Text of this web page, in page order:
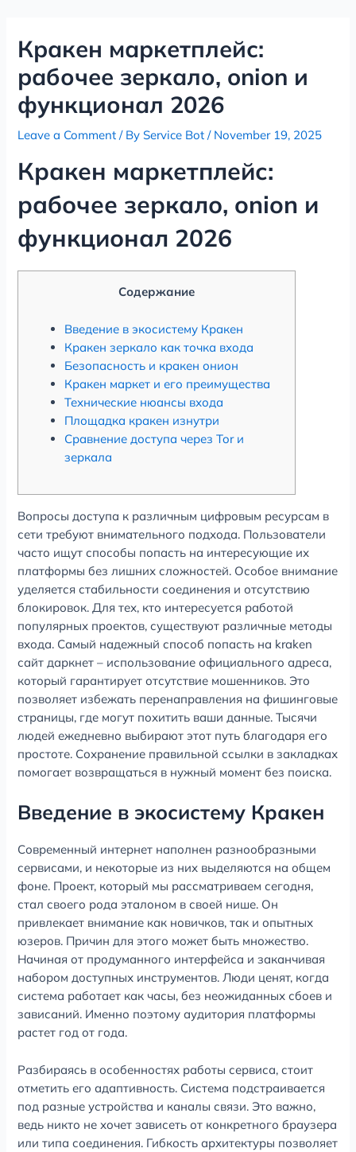
contentКракен маркетплейс:
рабочее зеркало, onion и
функционал 2026
Leave a Comment / ByService Bot/ November 19, 2025
Кракен маркетплейс:
рабочее зеркало, onion и
функционал 2026
Содержание
Введение в экосистему Кракен
Кракен зеркало как точка входа
Безопасность и кракен онион
Кракен маркет и его преимущества
Технические нюансы входа
Площадка кракен изнутри
Сравнение доступа через Tor и
зеркала
Вопросы доступа к различным цифровым ресурсам в
сети требуют внимательного подхода. Пользователи
часто ищут способы попасть на интересующие их
платформы без лишних сложностей. Особое внимание
уделяется стабильности соединения и отсутствию
блокировок. Для тех, кто интересуется работой
популярных проектов, существуют различные методы
входа. Самый надежный способ попасть на kraken
сайт даркнет – использование официального адреса,
который гарантирует отсутствие мошенников. Это
позволяет избежать перенаправления на фишинговые
страницы, где могут похитить ваши данные. Тысячи
людей ежедневно выбирают этот путь благодаря его
простоте. Сохранение правильной ссылки в закладках
помогает возвращаться в нужный момент без поиска.
Введение в экосистему Кракен
Современный интернет наполнен разнообразными
сервисами, и некоторые из них выделяются на общем
фоне. Проект, который мы рассматриваем сегодня,
стал своего рода эталоном в своей нише. Он
привлекает внимание как новичков, так и опытных
юзеров. Причин для этого может быть множество.
Начиная от продуманного интерфейса и заканчивая
набором доступных инструментов. Люди ценят, когда
система работает как часы, без неожиданных сбоев и
зависаний. Именно поэтому аудитория платформы
растет год от года.
Разбираясь в особенностях работы сервиса, стоит
отметить его адаптивность. Система подстраивается
под разные устройства и каналы связи. Это важно,
ведь никто не хочет зависеть от конкретного браузера
или типа соединения. Гибкость архитектуры позволяет